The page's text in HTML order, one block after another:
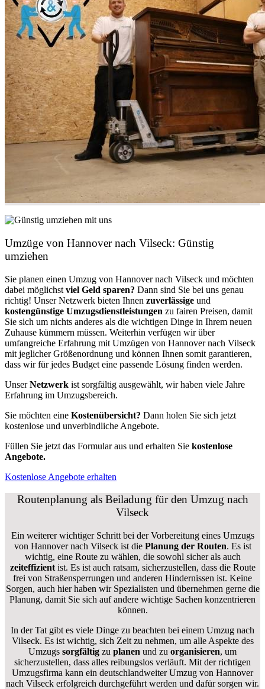
Umzüge von Hannover nach Vilseck: Günstig
umziehen
Sie planen einen Umzug von Hannover nach Vilseck und möchten
dabei möglichst viel Geld sparen? Dann sind Sie bei uns genau
richtig! Unser Netzwerk bieten Ihnen zuverlässige und
kostengünstige Umzugsdienstleistungen zu fairen Preisen, damit
Sie sich um nichts anderes als die wichtigen Dinge in Ihrem neuen
Zuhause kümmern müssen. Weiterhin verfügen wir über
umfangreiche Erfahrung mit Umzügen von Hannover nach Vilseck
mit jeglicher Größenordnung und können Ihnen somit garantieren,
dass wir für jedes Budget eine passende Lösung finden werden.
UnserNetzwerk ist sorgfältig ausgewählt, wir haben viele Jahre
Erfahrung im Umzugsbereich.
Sie möchten eine Kostenübersicht? Dann holen Sie sich jetzt
kostenlose und unverbindliche Angebote.
Füllen Sie jetzt das Formular aus und erhalten Sie kostenlose
Angebote.
Kostenlose Angebote erhalten
Routenplanung als Beiladung für den Umzug nach
Vilseck
Ein weiterer wichtiger Schritt bei der Vorbereitung eines Umzugs
von Hannover nach Vilseck ist diePlanung der Routen. Es ist
wichtig, eine Route zu wählen, die sowohl sicher als auch
zeiteffizientist. Es ist auch ratsam, sicherzustellen, dass die Route
frei von Straßensperrungen und anderen Hindernissen ist. Keine
Sorgen, auch hier haben wir Spezialisten und übernehmen gerne die
Planung, damit Sie sich auf andere wichtige Sachen konzentrieren
können.
In der Tat gibt es viele Dinge zu beachten bei einem Umzug nach
Vilseck. Es ist wichtig, sich Zeit zu nehmen, um alle Aspekte des
Umzugs sorgfältig zu planen und zu organisieren, um
sicherzustellen, dass alles reibungslos verläuft. Mit der richtigen
Umzugsfirma kann ein deutschlandweiter Umzug von Hannover
nach Vilseck erfolgreich durchgeführt werden und dafür sorgen wir.